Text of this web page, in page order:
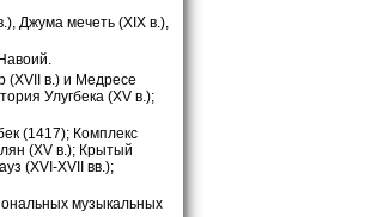
Джума мечеть (XIX в.),
(XVII в.) и Медресе
Улугбека (XV в.);
(1417); Комплекс
(XV в.); Крытый
(XVI-XVII вв.);
музыкальных